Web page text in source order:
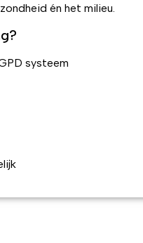
én het milieu.
systeem